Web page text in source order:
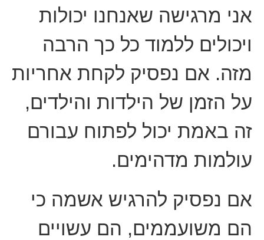
אני מרגישה שאנחנו יכולות
ויכולים ללמוד כל כך הרבה
מזה. אם נפסיק לקחת אחריות
על הזמן של הילדות והילדים,
זה באמת יכול לפתוח עבורם
עולמות מדהימים.
אם נפסיק להרגיש אשמה כי
הם משועממים, הם עשויים